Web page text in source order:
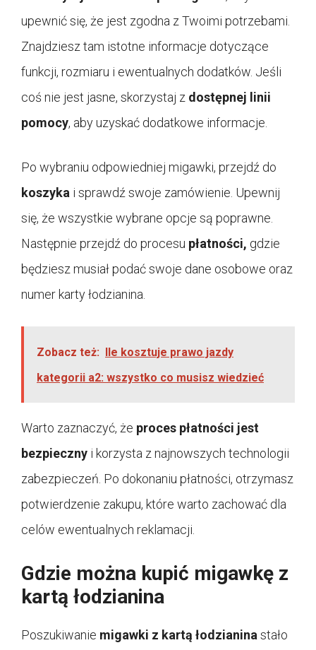
upewnić się, że jest zgodna z Twoimi potrzebami.
Znajdziesz tam istotne informacje dotyczące
funkcji, rozmiaru i ewentualnych dodatków. Jeśli
coś nie jest jasne, skorzystaj z dostępnej linii
pomocy, aby uzyskać dodatkowe informacje.
Po wybraniu odpowiedniej migawki, przejdź do
koszyka i sprawdź swoje zamówienie. Upewnij
się, że wszystkie wybrane opcje są poprawne.
Następnie przejdź do procesu płatności, gdzie
będziesz musiał podać swoje dane osobowe oraz
numer karty łodzianina.
Zobacz też: Ile kosztuje prawo jazdy
kategorii a2: wszystko co musisz wiedzieć
Warto zaznaczyć, że proces płatności jest
bezpieczny i korzysta z najnowszych technologii
zabezpieczeń. Po dokonaniu płatności, otrzymasz
potwierdzenie zakupu, które warto zachować dla
celów ewentualnych reklamacji.
Gdzie można kupić migawkę z
kartą łodzianina
Poszukiwanie migawki z kartą łodzianina stało